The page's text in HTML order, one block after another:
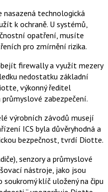
technologická
k ochraně. U systémů,
opatření, musíte
pro zmírnění rizika.
firewally a využít mezery
nedostatku základní
výkonný ředitel
zabezpečení.
výrobních závodů musejí
ICS byla důvěryhodná a
bezpečnost, tvrdí Diotte.
senzory a průmyslové
nástroje, jako jsou
klíč uložený na čipu